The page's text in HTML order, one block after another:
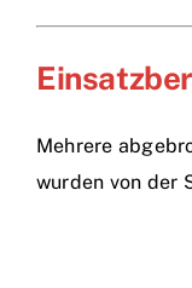
Mehrere
wurden von der